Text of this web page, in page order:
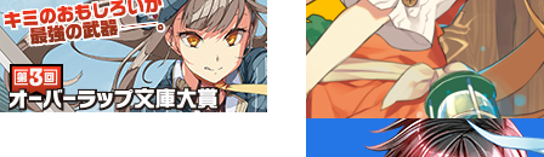
イ」作品詳細ページ公開！
2015.9.26
第２回オーバーラップ文庫大賞受賞作
特設サイトオープン！